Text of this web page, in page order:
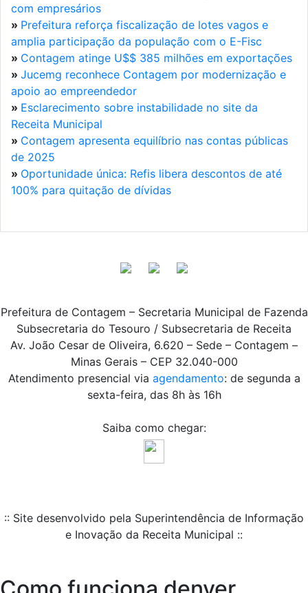
com empresários
» Prefeitura reforça fiscalização de lotes vagos e
amplia participação da população com o E-Fisc
» Contagem atinge U$$ 385 milhões em exportações
» Jucemg reconhece Contagem por modernização e
apoio ao empreendedor
» Esclarecimento sobre instabilidade no site da
Receita Municipal
» Contagem apresenta equilíbrio nas contas públicas
de 2025
» Oportunidade única: Refis libera descontos de até
100% para quitação de dívidas
Prefeitura de Contagem – Secretaria Municipal de Fazenda
Subsecretaria do Tesouro / Subsecretaria de Receita
Av. João Cesar de Oliveira, 6.620 – Sede – Contagem –
Minas Gerais – CEP 32.040-000
Atendimento presencial via agendamento: de segunda a
sexta-feira, das 8h às 16h
Saiba como chegar:
:: Site desenvolvido pela Superintendência de Informação
e Inovação da Receita Municipal ::